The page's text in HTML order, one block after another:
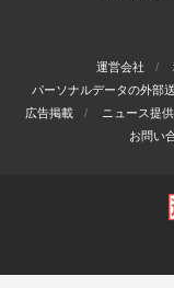
運営会社
パーソナルデータの外部
広告掲載
ニュース提
お問い